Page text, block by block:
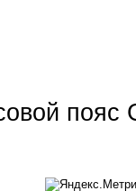
пояс